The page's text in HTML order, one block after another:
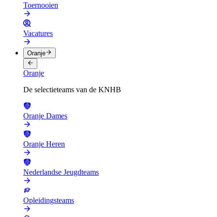
Toernooien
Vacatures
Oranje
Oranje
De selectieteams van de KNHB
Oranje Dames
Oranje Heren
Nederlandse Jeugdteams
Opleidingsteams